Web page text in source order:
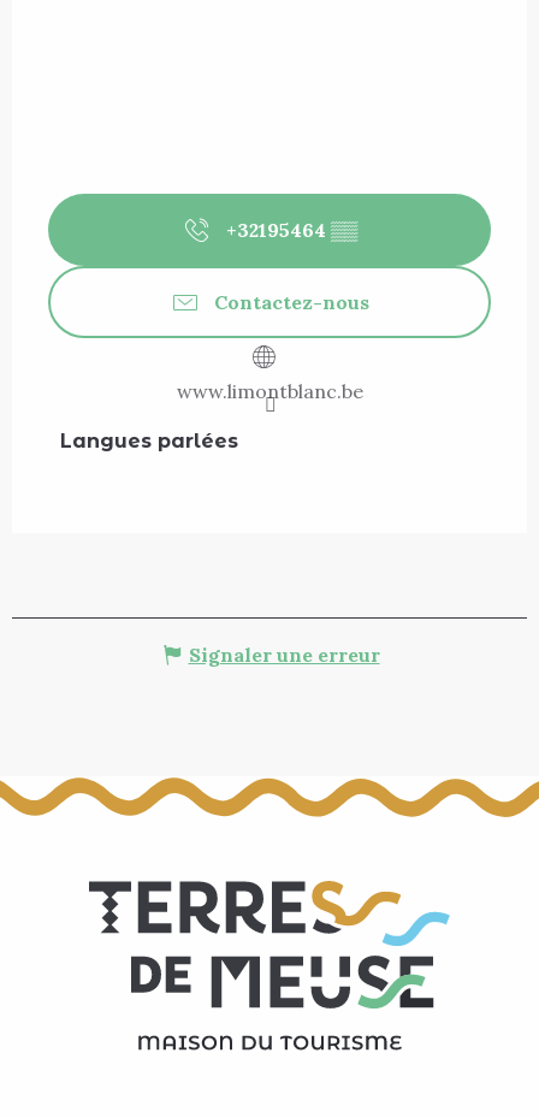
+32195464 ▒▒
Contactez-nous
www.limontblanc.be
Langues parlées
Langues parlées
Signaler une erreur